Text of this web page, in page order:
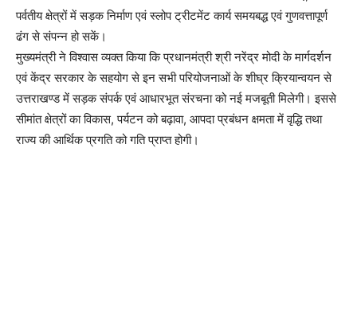
पर्वतीय क्षेत्रों में सड़क निर्माण एवं स्लोप ट्रीटमेंट कार्य समयबद्ध एवं गुणवत्तापूर्ण
ढंग से संपन्न हो सकें।
मुख्यमंत्री ने विश्वास व्यक्त किया कि प्रधानमंत्री श्री नरेंद्र मोदी के मार्गदर्शन
एवं केंद्र सरकार के सहयोग से इन सभी परियोजनाओं के शीघ्र क्रियान्वयन से
उत्तराखण्ड में सड़क संपर्क एवं आधारभूत संरचना को नई मजबूती मिलेगी। इससे
सीमांत क्षेत्रों का विकास, पर्यटन को बढ़ावा, आपदा प्रबंधन क्षमता में वृद्धि तथा
राज्य की आर्थिक प्रगति को गति प्राप्त होगी।